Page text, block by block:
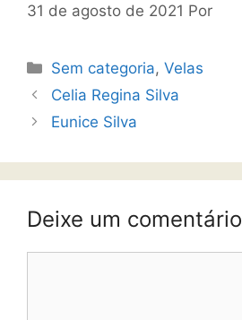
31 de agosto de 2021 Por
Sem categoria,Velas
Celia Regina Silva
Eunice Silva
Deixe um comentário